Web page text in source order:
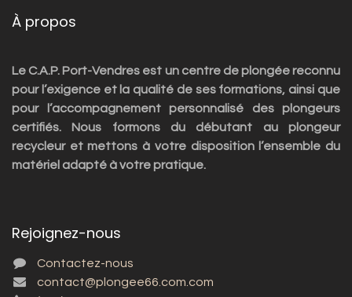
À propos
Le C.A.P. Port-Vendres est un centre de plongée reconnu
pour l’exigence et la qualité de ses formations, ainsi que
pour l’accompagnement personnalisé des plongeurs
certifiés. Nous formons du débutant au plongeur
recycleur et mettons à votre disposition l’ensemble du
matériel adapté à votre pratique.
Rejoignez-nous
Contactez-nous
contact@plongee66.com.com